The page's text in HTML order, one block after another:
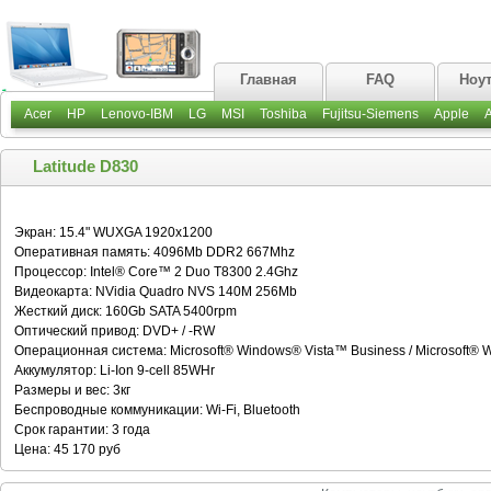
Главная FAQ
Acer HP Lenovo-IBM LG MSI Toshiba Fujitsu-Siemens Apple
Latitude D830
Экран: 15.4" WUXGA 1920x1200
Оперативная память: 4096Mb DDR2 667Mhz
Процессор: Intel® Core™ 2 Duo T8300 2.4Ghz
Видеокарта: NVidia Quadro NVS 140M 256Mb
Жесткий диск: 160Gb SATA 5400rpm
Оптический привод: DVD+ / -RW
Операционная система: Microsoft® Windows® Vista™ Business / Microsoft®
Аккумулятор: Li-Ion 9-cell 85WHr
Размеры и вес: 3кг
Беспроводные коммуникации: Wi-Fi, Bluetooth
Срок гарантии: 3 года
Цена: 45 170 руб